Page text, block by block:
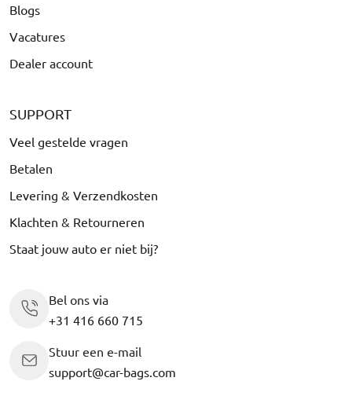
Blogs
Vacatures
Dealer account
SUPPORT
Veel gestelde vragen
Betalen
Levering & Verzendkosten
Klachten & Retourneren
Staat jouw auto er niet bij?
Bel ons via
+31 416 660 715
Stuur een e-mail
support@car-bags.com